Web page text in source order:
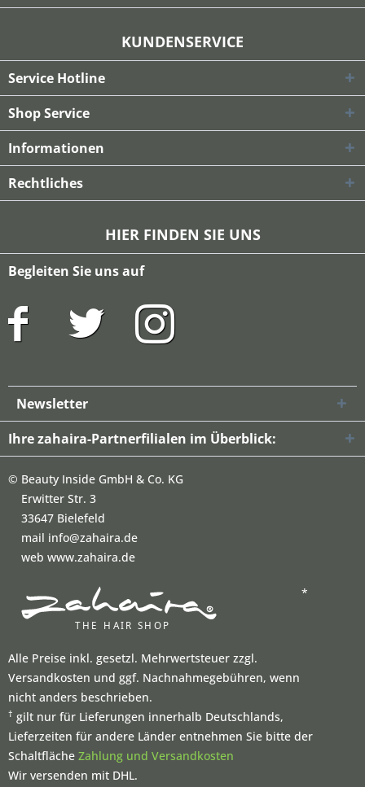
KUNDENSERVICE
Service Hotline
Shop Service
Informationen
Rechtliches
HIER FINDEN SIE UNS
Begleiten Sie uns auf
Newsletter
Ihre zahaira-Partnerfilialen im Überblick:
© Beauty Inside GmbH & Co. KG
Erwitter Str. 3
33647 Bielefeld
mail info@zahaira.de
web www.zahaira.de
*
Alle Preise inkl. gesetzl. Mehrwertsteuer zzgl.
Versandkosten und ggf. Nachnahmegebühren, wenn
nicht anders beschrieben.
† gilt nur für Lieferungen innerhalb Deutschlands,
Lieferzeiten für andere Länder entnehmen Sie bitte der
Schaltfläche Zahlung und Versandkosten
Wir versenden mit DHL.